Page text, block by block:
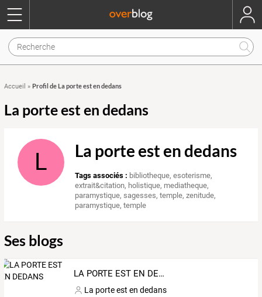
Accueil » Profil de La porte est en dedans
La porte est en dedans
L La porte est en dedans
Tags associés : bibliotheque,esoterisme,
extrait&citation, holistique, mediatheque,
paramystique,sagesses,temple,zenitude,
paramystique,temple
Ses blogs
LA PORTE EST EN DEDANS
La porte est en dedans